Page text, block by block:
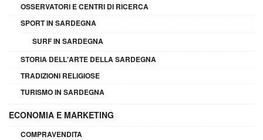
OSSERVATORI E CENTRI DI RICERCA
SPORT IN SARDEGNA
SURF IN SARDEGNA
STORIA DELL'ARTE DELLA SARDEGNA
TRADIZIONI RELIGIOSE
TURISMO IN SARDEGNA
ECONOMIA E MARKETING
COMPRAVENDITA